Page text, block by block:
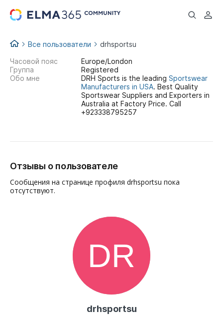
...
Все пользователи drhsportsu
drhsportsu
Часовой пояс
Europe/London
Группа
Registered
Обо мне
DRH Sports is the leading Sportswear
Manufacturers in USA. Best Quality
Sportswear Suppliers and Exporters in
Australia at Factory Price. Call
+923338795257
Отзывы о пользователе
Сообщения на странице профиля drhsportsu пока
отсутствуют.